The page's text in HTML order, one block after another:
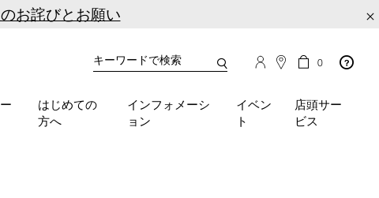
×
お詫びとお願い
はじめての
方へ
インフォメーシ
ョン
イベン
ト
店頭サー
ビス
カ
タ
検
use
カ
の
商
品
0